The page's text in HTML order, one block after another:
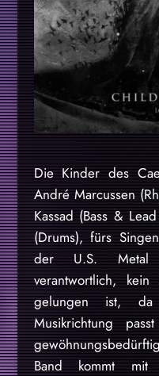
Die Kinder des
André Marcussen
Kassad (Bass &
(Drums), fürs
der U.S. Metal
verantwortlich,
gelungen ist,
Musikrichtung
Band kommt mit